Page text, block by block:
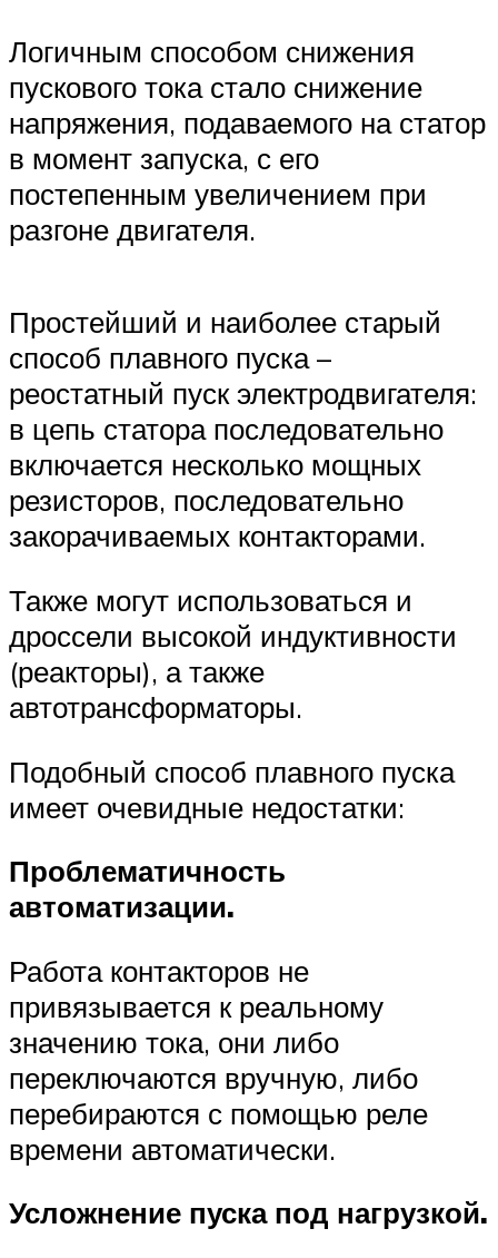
Логичным способом снижения
пускового тока стало снижение
напряжения, подаваемого на статор
в момент запуска, с его
постепенным увеличением при
разгоне двигателя.
Простейший и наиболее старый
способ плавного пуска –
реостатный пуск электродвигателя:
в цепь статора последовательно
включается несколько мощных
резисторов, последовательно
закорачиваемых контакторами.
Также могут использоваться и
дроссели высокой индуктивности
(реакторы), а также
автотрансформаторы.
Подобный способ плавного пуска
имеет очевидные недостатки:
Проблематичность
автоматизации.
Работа контакторов не
привязывается к реальному
значению тока, они либо
переключаются вручную, либо
перебираются с помощью реле
времени автоматически.
Усложнение пуска под нагрузкой.